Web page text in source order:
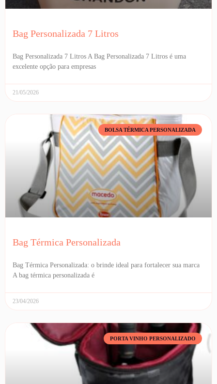
Bag Personalizada 7 Litros
Bag Personalizada 7 Litros A Bag Personalizada 7 Litros é uma
excelente opção para empresas
21/05/2026
BOLSA TÉRMICA PERSONALIZADA
Bag Térmica Personalizada
Bag Térmica Personalizada: o brinde ideal para fortalecer sua marca
A bag térmica personalizada é
23/04/2026
PORTA VINHO PERSONALIZADO